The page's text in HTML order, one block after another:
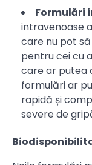
Formulări
intravenoase
care nu pot
pentru cei cu
care ar putea
formulări ar
rapidă și
severe de